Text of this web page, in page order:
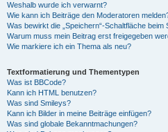
Weshalb wurde ich verwarnt?
Wie kann ich Beiträge den Moderatoren
Was bewirkt die „Speichern“-Schaltfläche
Warum muss mein Beitrag erst freigegeben
Wie markiere ich ein Thema als neu?
Textformatierung und Thementypen
Was ist BBCode?
Kann ich HTML benutzen?
Was sind Smileys?
Kann ich Bilder in meine Beiträge einfügen?
Was sind globale Bekanntmachungen?